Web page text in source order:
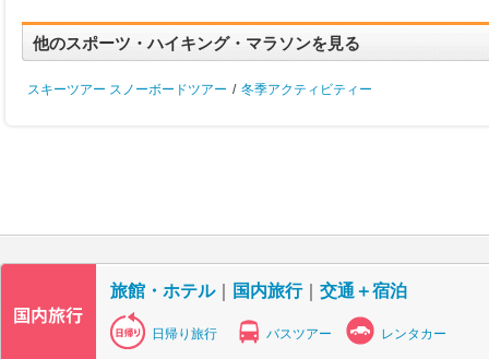
他のスポーツ・ハイキング・マラソンを見る
スキーツアー スノーボードツアー / 冬季アクティビティー
旅館・ホテル｜ 国内旅行｜ 交通＋宿泊
日帰り旅行 バスツアー レンタカー